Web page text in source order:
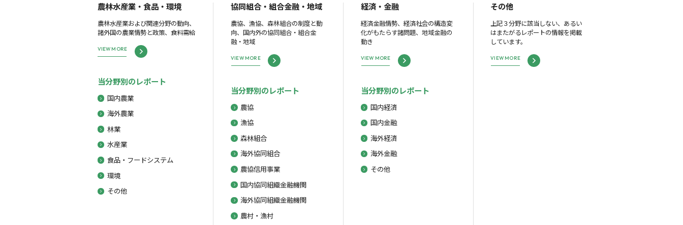
農林水産業・食品・環境
農林水産業および関連分野の動向、
諸外国の農業情勢と政策、食料需給
VIEW MORE
当分野別のレポート
国内農業
海外農業
林業
水産業
食品・フードシステム
環境
その他
協同組合・組合金融・地域
農協、漁協、森林組合の制度と動
向、国内外の協同組合・組合金
融・地域
VIEW MORE
当分野別のレポート
農協
漁協
森林組合
海外協同組合
農協信用事業
国内協同組織金融機関
海外協同組織金融機関
農村・漁村
経済・金融
経済金融情勢、経済社会の構造変
化がもたらす諸問題、地域金融の
動き
VIEW MORE
当分野別のレポート
国内経済
国内金融
海外経済
海外金融
その他
その他
上記３分野に該当しない、あるい
はまたがるレポートの情報を掲載
しています。
VIEW MORE